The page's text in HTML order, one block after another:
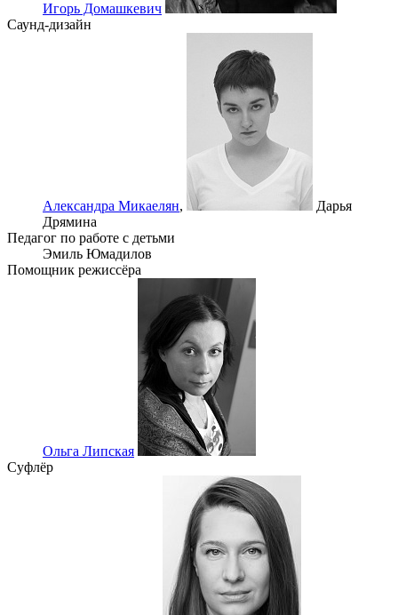
Игорь Домашкевич
Саунд-дизайн
Александра Микаелян,
Дарья
Дрямина
Педагог по работе с детьми
Эмиль Юмадилов
Помощник режиссёра
Ольга Липская
Суфлёр